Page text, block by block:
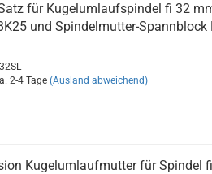
für Kugelumlaufspindel fi 32
und Spindelmutter-Spannblock
2-4 Tage (Ausland abweichend)
Kugelumlaufmutter für Spindel